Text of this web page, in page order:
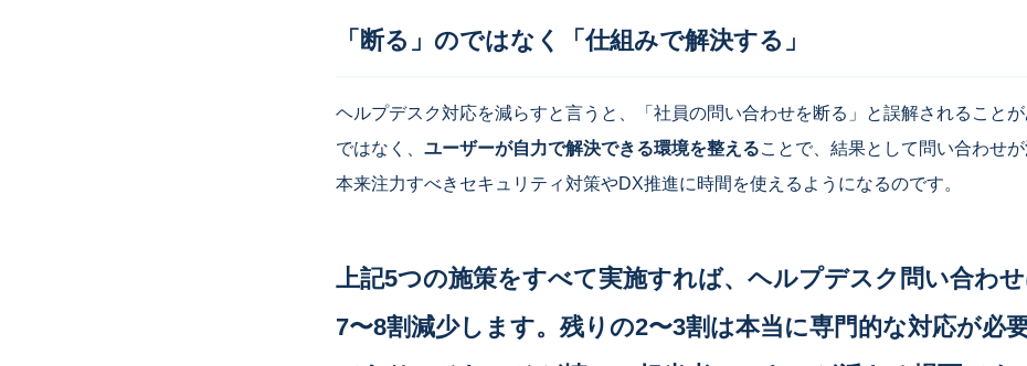
「断る」のではなく「仕組みで解決する」
ヘルプデスク対応を減らすと言うと、「社員の問い合わせを断る」と誤解されることが
ではなく、 ユーザーが自力で解決できる環境を整えることで、結果として問い合わせ
本来注力すべきセキュリティ対策やDX推進に時間を使えるようになるのです。
上記5つの施策をすべて実施すれば、ヘルプデスク問い合わ
7〜8割減少します。残りの2〜3割は本当に専門的な対応が必